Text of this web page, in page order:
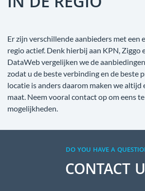
Er zijn verschillende aanbieders met een
regio actief. Denk hierbij aan KPN, Ziggo
DataWeb vergelijken we de
zodat u de beste verbinding en de beste
locatie is anders daarom maken we altijd
maat. Neem vooral contact op om eens
mogelijkheden.
DO YOU HAVE A
CONTACT